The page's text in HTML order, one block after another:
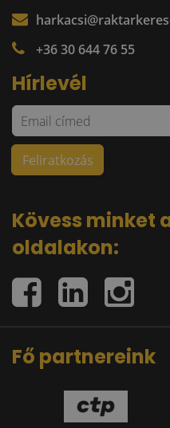
+36 30 644 76 55
Hírlevél
Kövess minket
oldalakon:
Fő partnereink